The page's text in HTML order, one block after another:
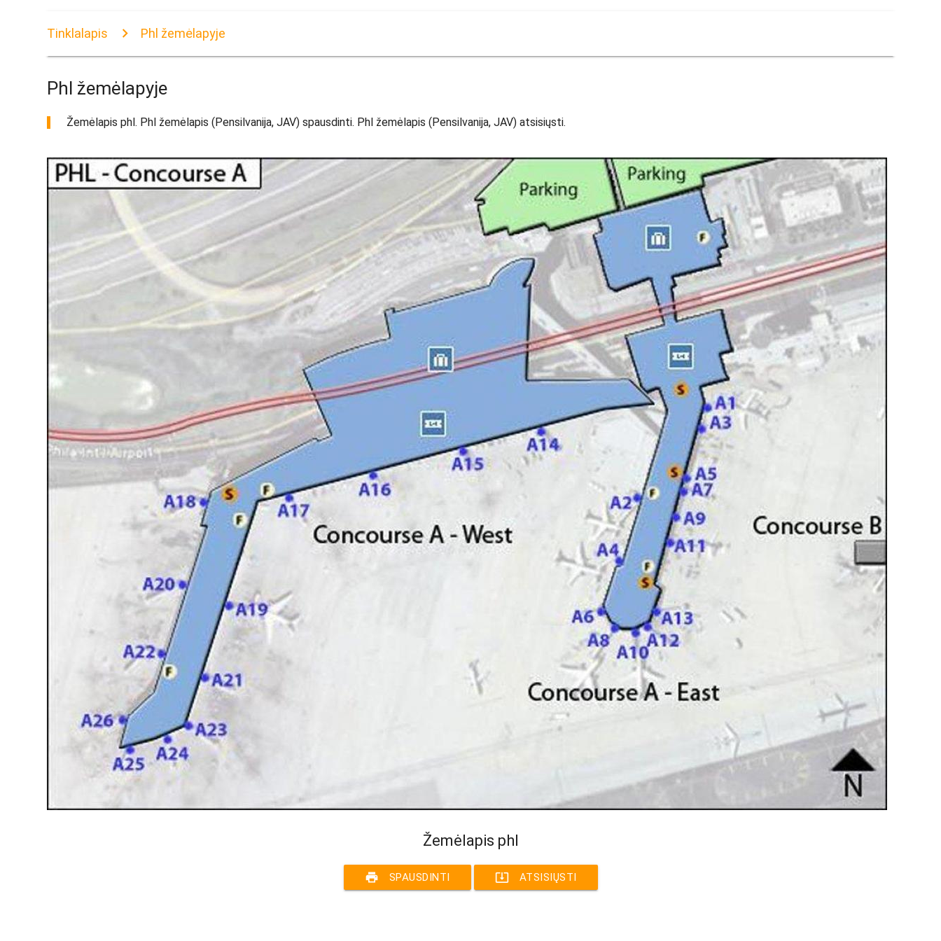
Tinklalapis Phl žemėlapyje
Phl žemėlapyje
Žemėlapis phl. Phl žemėlapis (Pensilvanija, JAV) spausdinti. Phl žemėlapis (Pensilvanija, JAV) atsisiųsti.
Žemėlapis phl
print SPAUSDINTI system_update_alt ATSISIŲSTI